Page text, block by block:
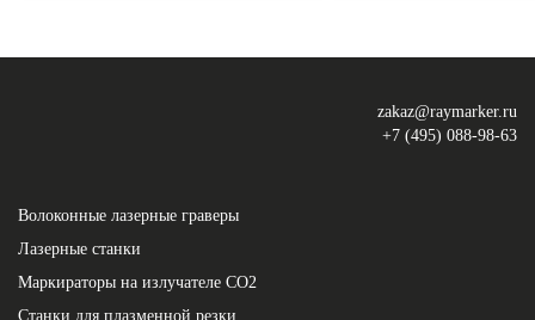
zakaz@raymarker.ru
+7 (495) 088-98-63
Волоконные лазерные граверы
Лазерные станки
Маркираторы на излучателе СО2
Станки для плазменной резки